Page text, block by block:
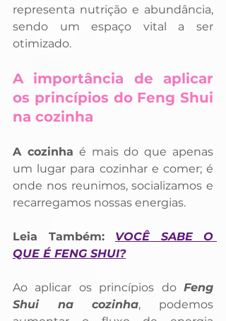
representa nutrição e abundância,
sendo um espaço vital a ser
otimizado.
A importância de aplicar
os princípios do Feng Shui
na cozinha
A cozinha é mais do que apenas
um lugar para cozinhar e comer; é
onde nos reunimos, socializamos e
recarregamos nossas energias.
Leia Também: VOCÊ SABE O
QUE É FENG SHUI?
Ao aplicar os princípios do Feng
Shui na cozinha, podemos